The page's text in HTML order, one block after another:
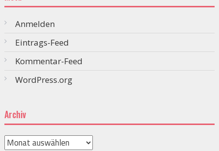
Anmelden
Eintrags-Feed
Kommentar-Feed
WordPress.org
Archiv
Archiv